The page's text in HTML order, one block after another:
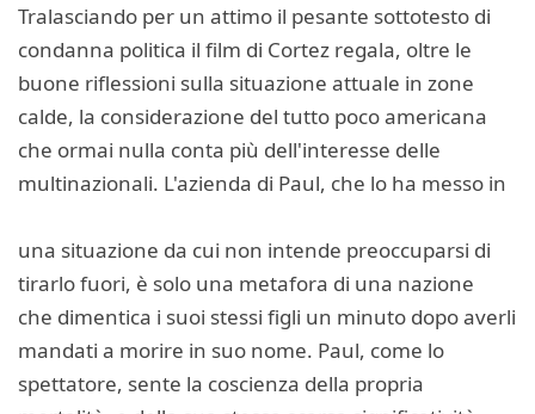
Tralasciando per un attimo il pesante sottotesto di
condanna politica il film di Cortez regala, oltre le
buone riflessioni sulla situazione attuale in zone
calde, la considerazione del tutto poco americana
che ormai nulla conta più dell'interesse delle
multinazionali. L'azienda di Paul, che lo ha messo in
una situazione da cui non intende preoccuparsi di
tirarlo fuori, è solo una metafora di una nazione
che dimentica i suoi stessi figli un minuto dopo averli
mandati a morire in suo nome. Paul, come lo
spettatore, sente la coscienza della propria